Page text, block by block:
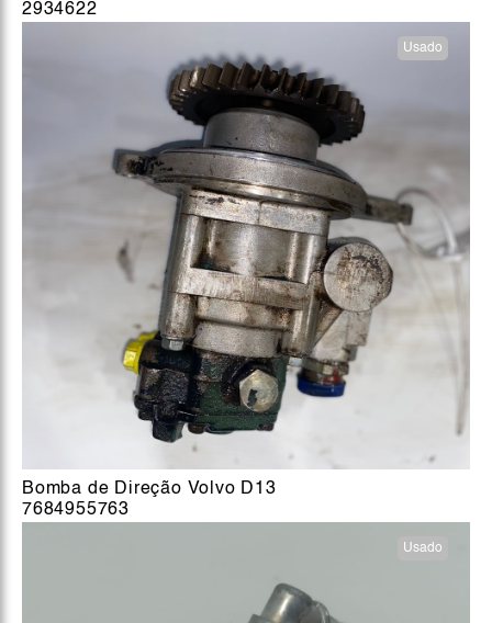
2934622
Usado
Bomba de Direção Volvo D13
7684955763
Usado